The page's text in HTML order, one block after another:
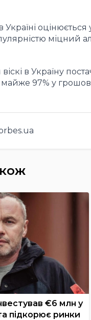
Україні
міцний
в Україну
майже 97% у
€6 млн у
підкорює ринки